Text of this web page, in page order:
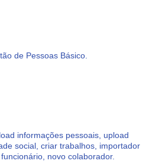
de Pessoas Básico.
informações pessoais, upload
social, criar trabalhos, importador
novo colaborador.